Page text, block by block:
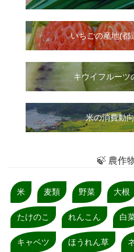
いちごの産地(都
キウイフルーツ
米の消費動
🍃 農作
米 麦類 野菜 大根
たけのこ れんこん 白
キャベツ ほうれん草